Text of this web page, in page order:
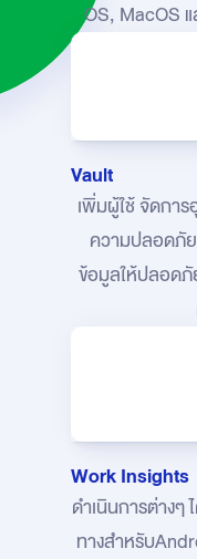
OS, MacOS
Vault
เพิ่มผู้ใช้ จัดกา
ความปลอดภัย
ข้อมูลให้ปลอดภั
Work Insights
ดำเนินการต่างๆ
ทางสำหรับ